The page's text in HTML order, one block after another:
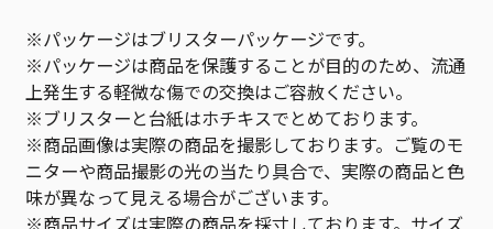
※パッケージはブリスターパッケージです。
※パッケージは商品を保護することが目的のため、流通
上発生する軽微な傷での交換はご容赦ください。
※ブリスターと台紙はホチキスでとめております。
※商品画像は実際の商品を撮影しております。ご覧のモ
ニターや商品撮影の光の当たり具合で、実際の商品と色
味が異なって見える場合がございます。
※商品サイズは実際の商品を採寸しております。サイズ